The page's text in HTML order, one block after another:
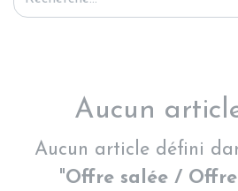
Aucun
Aucun article défini
"Offre salée /